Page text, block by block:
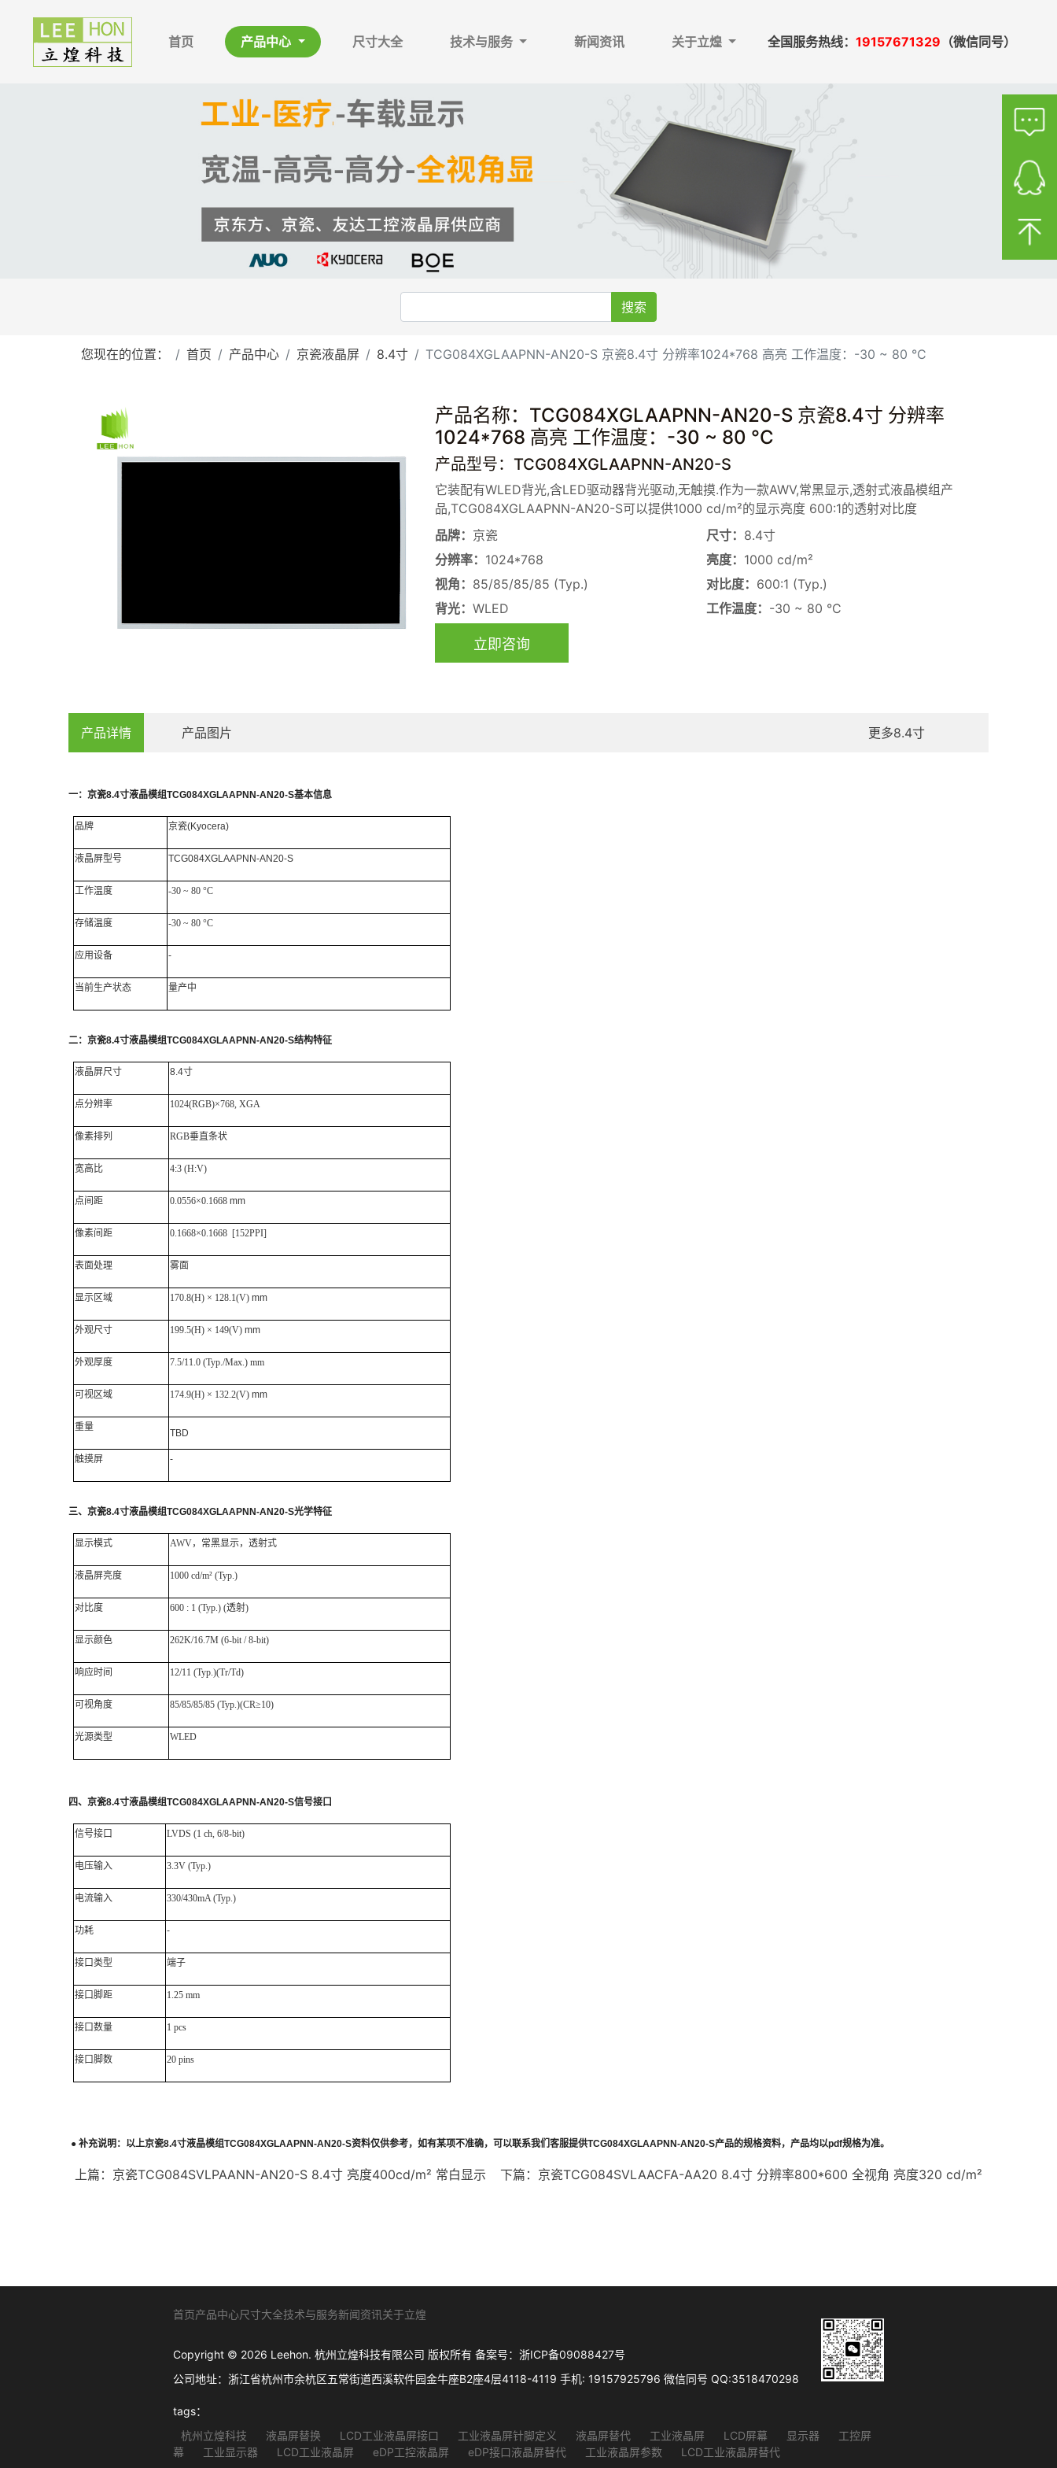
首页 产品中心 尺寸大全 技术与服务 新闻资讯 关于立煌 全国服务热线： 19157671329 （微信同号）
搜索
您现在的位置： 首页 产品中心 京瓷液晶屏 8.4寸 TCG084XGLAAPNN-AN20-S 京瓷8.4寸 分辨率1024*768 高亮 工作温度：-30 ~ 80 °C
产品名称：TCG084XGLAAPNN-AN20-S 京瓷8.4寸 分辨率
1024*768 高亮 工作温度：-30 ~ 80 °C
产品型号：TCG084XGLAAPNN-AN20-S
它装配有WLED背光,含LED驱动器背光驱动,无触摸.作为一款AWV,常黑显示,透射式液晶模组产
品,TCG084XGLAAPNN-AN20-S可以提供1000 cd/m²的显示亮度 600:1的透射对比度
品牌： 京瓷 尺寸： 8.4寸
分辨率： 1024*768 亮度： 1000 cd/m²
视角： 85/85/85/85 (Typ.) 对比度： 600:1 (Typ.)
背光： WLED 工作温度： -30 ~ 80 °C
立即咨询
产品详情 产品图片 更多8.4寸
一： 京瓷8.4寸液晶模组TCG084XGLAAPNN-AN20-S基本信息
品牌 京瓷(Kyocera)
液晶屏型号 TCG084XGLAAPNN-AN20-S
工作温度 -30 ~ 80 °C
存储温度 -30 ~ 80 °C
应用设备 -
当前生产状态 量产中
二： 京瓷8.4寸液晶模组TCG084XGLAAPNN-AN20-S结构特征
液晶屏尺寸 8.4寸
点分辨率 1024(RGB)×768, XGA
像素排列 RGB垂直条状
宽高比 4:3 (H:V)
点间距 0.0556×0.1668 mm
像素间距 0.1668×0.1668 [152PPI]
表面处理 雾面
显示区域 170.8(H) × 128.1(V) mm
外观尺寸 199.5(H) × 149(V) mm
外观厚度 7.5/11.0 (Typ./Max.) mm
可视区域 174.9(H) × 132.2(V) mm
重量
TBD
触摸屏 -
三、 京瓷8.4寸液晶模组TCG084XGLAAPNN-AN20-S光学特征
显示模式 AWV，常黑显示，透射式
液晶屏亮度 1000 cd/m² (Typ.)
对比度 600 : 1 (Typ.) (透射)
显示颜色 262K/16.7M (6-bit / 8-bit)
响应时间 12/11 (Typ.)(Tr/Td)
可视角度 85/85/85/85 (Typ.)(CR≥10)
光源类型 WLED
四、 京瓷8.4寸液晶模组TCG084XGLAAPNN-AN20-S信号接口
信号接口 LVDS (1 ch, 6/8-bit)
电压输入 3.3V (Typ.)
电流输入 330/430mA (Typ.)
功耗 -
接口类型 端子
接口脚距 1.25 mm
接口数量 1 pcs
接口脚数 20 pins
● 补充说明：以上京瓷8.4寸液晶模组TCG084XGLAAPNN-AN20-S资料仅供参考，如有某项不准确，可以联系我们客服提供TCG084XGLAAPNN-AN20-S产品的规格资料，产品均以pdf规格为准。
上篇： 京瓷TCG084SVLPAANN-AN20-S 8.4寸 亮度400cd/m² 常白显示 下篇： 京瓷TCG084SVLAACFA-AA20 8.4寸 分辨率800*600 全视角 亮度320 cd/m²
首页产品中心尺寸大全技术与服务新闻资讯关于立煌
Copyright © 2026 Leehon. 杭州立煌科技有限公司 版权所有 备案号： 浙ICP备09088427号
公司地址：浙江省杭州市余杭区五常街道西溪软件园金牛座B2座4层4118-4119 手机: 19157925796 微信同号 QQ:3518470298
tags：
杭州立煌科技
液晶屏替换 LCD工业液晶屏接口 工业液晶屏针脚定义 液晶屏替代 工业液晶屏 LCD屏幕 显示器
工控屏
幕
工业显示器 LCD工业液晶屏 eDP工控液晶屏 eDP接口液晶屏替代 工业液晶屏参数 LCD工业液晶屏替代